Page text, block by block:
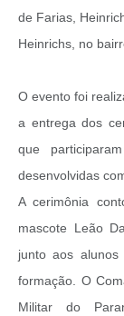
de Farias,
Heinrichs, no
O evento foi
a entrega dos
que
desenvolvidas
A cerimônia
mascote Leão
junto aos
formação. O
Militar do